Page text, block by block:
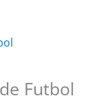
Futbol